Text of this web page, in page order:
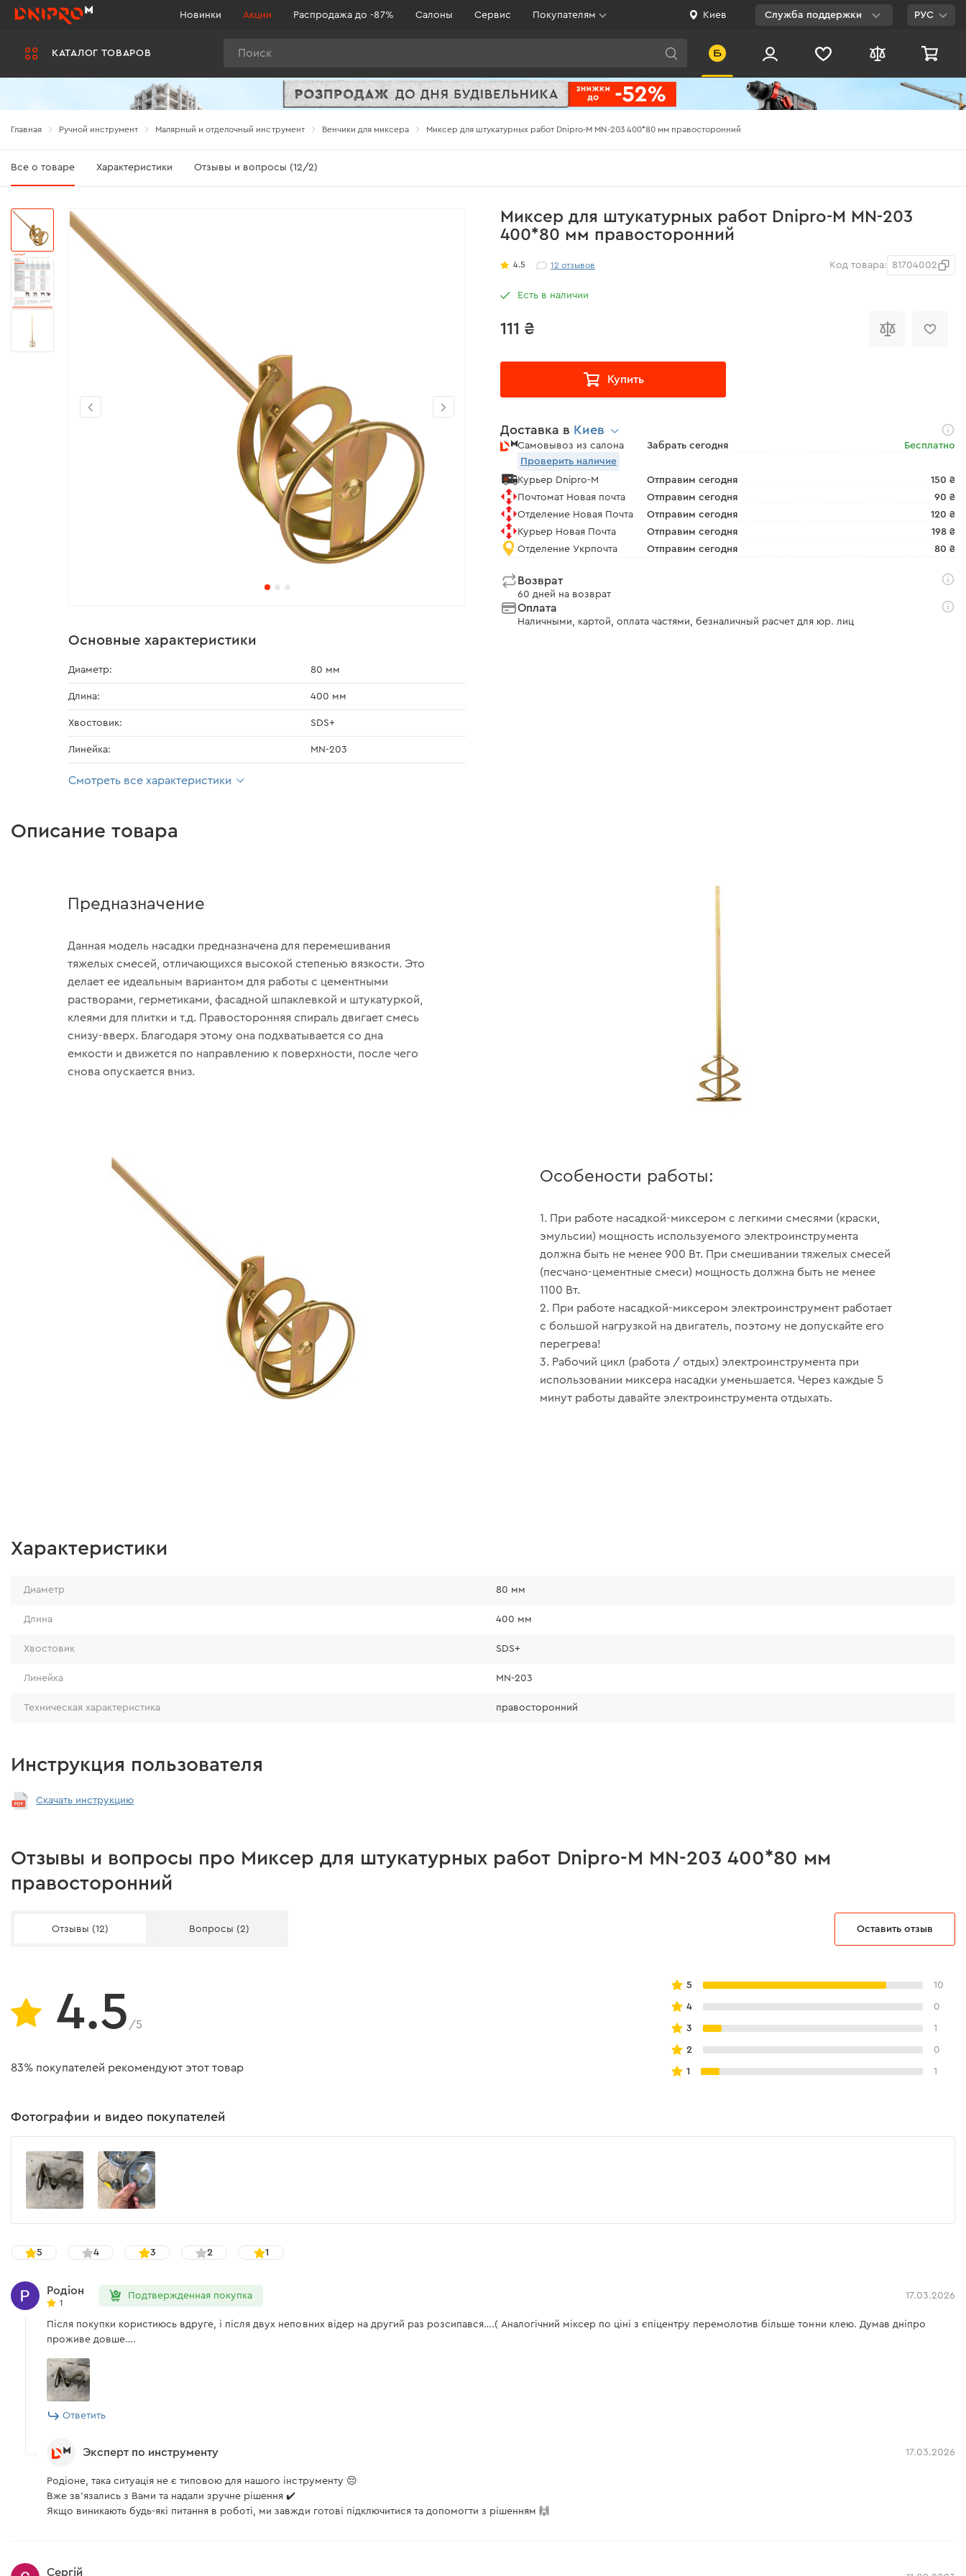
КАТАЛОГ ТОВАРОВ
Новинки Акции Распродажа до -87% Салоны Сервис Покупателям Киев Служба поддержки
0 800 200 500
Бесплатно по
РУС
Главная Ручной инструмент Малярный и отделочный инструмент Венчики для миксера Миксер для штукатурных работ Dnipro-M MN-203 400*80 мм правосторонний
Все о товаре Характеристики Отзывы и вопросы (12/2)
Миксер для штукатурных работ Dnipro-M MN-203
400*80 мм правосторонний
4.5 12отзывов Код товара: 81704002
Есть в наличии
111 ₴
Купить
Доставка в Киев
Самовывоз из салона Забрать сегодня
Бесплатно
Проверить наличие
Курьер Dnipro-M
Отправим сегодня
150 ₴
Почтомат Новая почта
Отправим сегодня
90 ₴
Отделение Новая Почта
Отправим сегодня
120 ₴
Курьер Новая Почта
Отправим сегодня
198 ₴
Отделение Укрпочта
Отправим сегодня 80 ₴
Возврат
60 дней на возврат
Оплата
Наличными, картой, оплата частями, безналичный расчет для юр. лиц
Основные характеристики
Диаметр: 80 мм
Длина: 400 мм
Хвостовик: SDS+
Линейка: MN-203
Смотреть все характеристики
Описание товара
Предназначение
Данная модель насадки предназначена для перемешивания
тяжелых смесей, отличающихся высокой степенью вязкости. Это
делает ее идеальным вариантом для работы с цементными
растворами, герметиками, фасадной шпаклевкой и штукатуркой,
клеями для плитки и т.д. Правосторонняя спираль двигает смесь
снизу-вверх. Благодаря этому она подхватывается со дна
емкости и движется по направлению к поверхности, после чего
снова опускается вниз.
Особености работы:
1. При работе насадкой-миксером с легкими смесями (краски,
эмульсии) мощность используемого электроинструмента
должна быть не менее 900 Вт. При смешивании тяжелых смесей
(песчано-цементные смеси) мощность должна быть не менее
1100 Вт.
2. При работе насадкой-миксером электроинструмент работает
с большой нагрузкой на двигатель, поэтому не допускайте его
перегрева!
3. Рабочий цикл (работа / отдых) электроинструмента при
использовании миксера насадки уменьшается. Через каждые 5
минут работы давайте электроинструмента отдыхать.
Характеристики
Диаметр 80 мм
Длина 400 мм
Хвостовик SDS+
Линейка MN-203
Техническая характеристика правосторонний
Инструкция пользователя
Скачать инструкцию
Отзывы и вопросы про Миксер для штукатурных работ Dnipro-M MN-203 400*80 мм
правосторонний
Отзывы (12) Вопросы (2) Оставить отзыв
4.5 /5
83% покупателей рекомендуют этот товар
5 10
4 0
3 1
2 0
1 1
Фотографии и видео покупателей
5 4 3 2 1
Родіон
1
Подтвержденная покупка 17.03.2026
Після покупки користиюсь вдруге, і після двух неповних відер на другий раз розсипався….( Аналогічний міксер по ціні з єпіцентру перемолотив більше тонни клею. Думав дніпро
проживе довше….
Ответить
Эксперт по инструменту 17.03.2026
Родіоне, така ситуація не є типовою для нашого інструменту 😔
Вже зв'язались з Вами та надали зручне рішення ✔️
Якщо виникають будь-які питання в роботі, ми завжди готові підключитися та допомогти з рішенням 🙌
Сергій